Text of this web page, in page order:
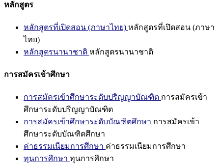
หลักสูตร
หลักสูตรที่เปิดสอน (ภาษาไทย) หลักสูตรที่เปิดสอน (ภาษา
ไทย)
หลักสูตรนานาชาติ หลักสูตรนานาชาติ
การสมัครเข้าศึกษา
การสมัครเข้าศึกษาระดับปริญญาบัณฑิต การสมัครเข้า
ศึกษาระดับปริญญาบัณฑิต
การสมัครเข้าศึกษาระดับบัณฑิตศึกษา การสมัครเข้า
ศึกษาระดับบัณฑิตศึกษา
ค่าธรรมเนียมการศึกษา ค่าธรรมเนียมการศึกษา
ทุนการศึกษา ทุนการศึกษา